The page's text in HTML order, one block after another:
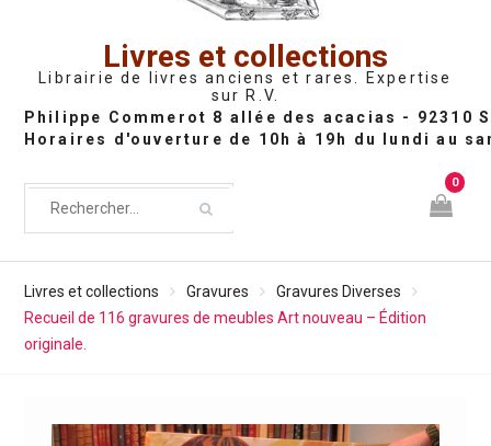
Livres et collections
Librairie de livres anciens et rares. Expertise
sur R.V.
0
Livres et collections Gravures
Gravures Diverses
Recueil de 116 gravures de meubles Art nouveau – Édition
originale.